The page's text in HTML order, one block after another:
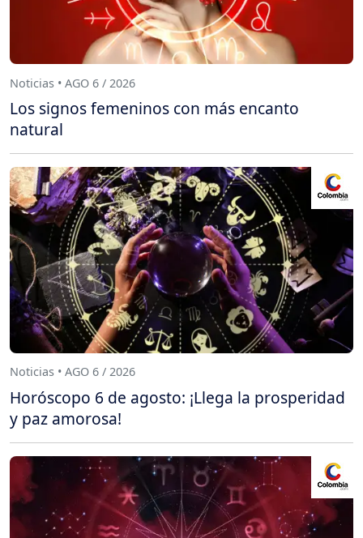
Noticias • AGO 6 / 2026
Los signos femeninos con más encanto
natural
Noticias • AGO 6 / 2026
Horóscopo 6 de agosto: ¡Llega la prosperidad
y paz amorosa!